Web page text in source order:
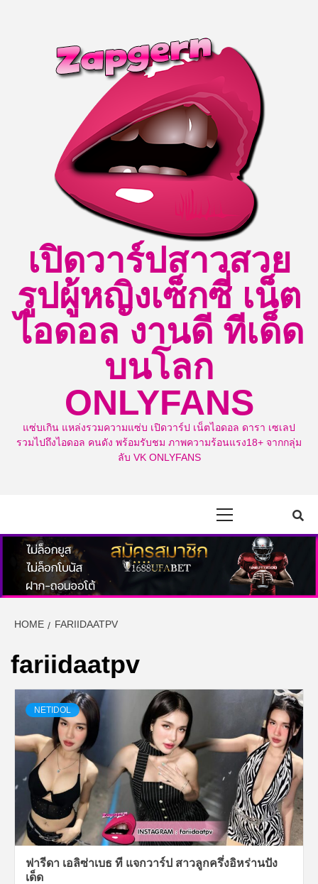
เปิดวาร์ปสาวสวย
รูปผู้หญิงเซ็กซี่ เน็ต
ไอดอล งานดี ทีเด็ด
บนโลก
ONLYFANS
แซ่บเกิน แหล่งรวมความแซ่บ เปิดวาร์ป เน็ตไอดอล ดารา เซเลป
รวมไปถึงไอดอล คนดัง พร้อมรับชม ภาพความร้อนแรง18+ จากกลุ่ม
ลับ VK ONLYFANS
HOME FARIIDAATPV
fariidaatpv
NETIDOL
ฟารีดา เอลิซ่าเบธ ที แจกวาร์ป สาวลูกครึ่งอิหร่านปัง
เด็ด